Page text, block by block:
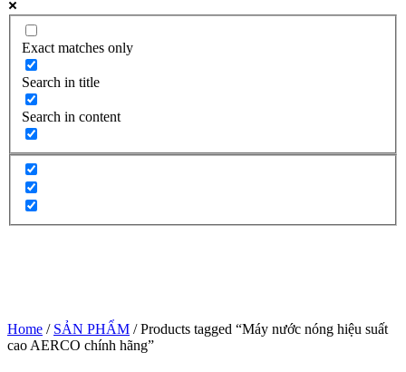
Exact matches only
Search in title
Search in content
Home / SẢN PHẨM / Products tagged “Máy nước nóng hiệu suất
cao AERCO chính hãng”